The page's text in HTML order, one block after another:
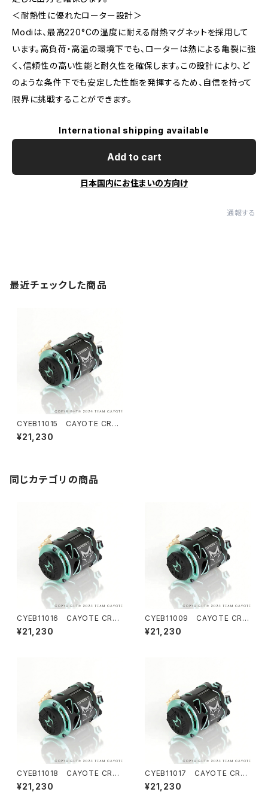
＜耐熱性に優れたローター設計＞
Modiは、最高220°Cの温度に耐える耐熱マグネットを採用して
います。高負荷・高温の環境下でも、ローターは熱による亀裂に強
く、信頼性の高い性能と耐久性を確保します。この設計により、ど
のような条件下でも安定した性能を発揮するため、自信を持って
限界に挑戦することができます。
International shipping available
Add to cart
日本国内にお住まいの方向け
通報する
最近チェックした商品
CYEB11015 CAYOTE CRES
T Modi 8.0T センサードブラ
シレス モディファイドモーター
¥21,230
同じカテゴリの商品
CYEB11016 CAYOTE CRES
T Modi 8.5T センサードブラシ
レス モディファイドモーター
¥21,230
CYEB11009 CAYOTE CRE
ST Modi 7.5T センサードブラ
シレス モディファイドモーター
¥21,230
CYEB11018 CAYOTE CRES
T Modi 9.5T センサードブラシ
レス モディファイドモーター
¥21,230
CYEB11017 CAYOTE CRES
T Modi 9.0T センサードブラ
シレス モディファイドモーター
¥21,230